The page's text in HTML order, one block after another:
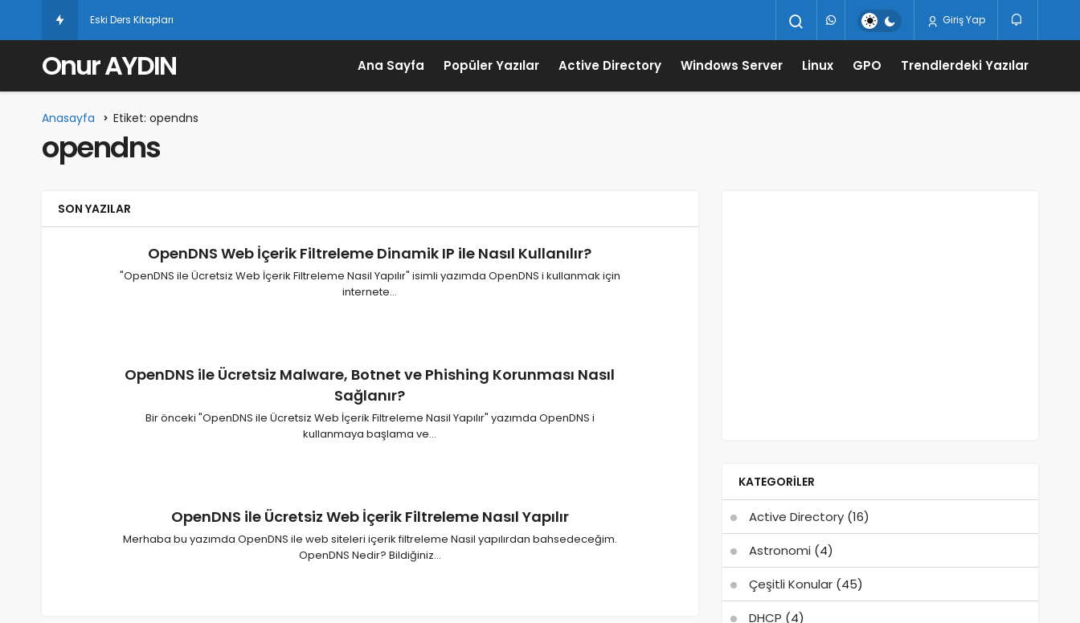
Eski Ders Kitapları Giriş Yap
Onur AYDIN Ana Sayfa Popüler Yazılar Active Directory Windows Server Linux GPO Trendlerdeki Yazılar
Anasayfa Etiket: opendns
opendns
SON YAZILAR
OpenDNS Web İçerik Filtreleme Dinamik IP ile Nasıl Kullanılır?
"OpenDNS ile Ücretsiz Web İçerik Filtreleme Nasil Yapılır" isimli yazımda OpenDNS i kullanmak için
internete…
OpenDNS ile Ücretsiz Malware, Botnet ve Phishing Korunması Nasıl
Sağlanır?
Bir önceki "OpenDNS ile Ücretsiz Web İçerik Filtreleme Nasil Yapılır" yazımda OpenDNS i
kullanmaya başlama ve…
OpenDNS ile Ücretsiz Web İçerik Filtreleme Nasıl Yapılır
Merhaba bu yazımda OpenDNS ile web siteleri içerik filtreleme Nasil yapılırdan bahsedeceğim.
OpenDNS Nedir? Bildiğiniz…
KATEGORILER
Active Directory(16)
Astronomi (4)
Çeşitli Konular(45)
DHCP (4)